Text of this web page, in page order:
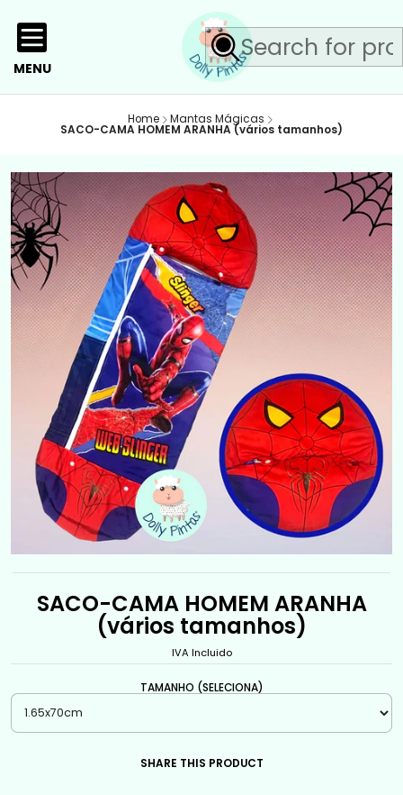
MENU
Home Mantas Mágicas
SACO-CAMA HOMEM ARANHA (vários tamanhos)
SACO-CAMA HOMEM ARANHA
(vários tamanhos)
IVA Incluido
TAMANHO (SELECIONA)
SHARE THIS PRODUCT